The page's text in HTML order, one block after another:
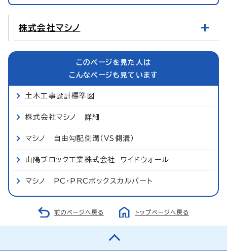
株式会社マシノ
このページを見た人は
こんなページも見ています
土木工事設計標準図
株式会社マシノ 詳細
マシノ 自由勾配側溝（VS側溝）
山陽ブロック工業株式会社 ワイドウォール
マシノ PC・PRCボックスカルバート
前のページへ戻る トップページへ戻る